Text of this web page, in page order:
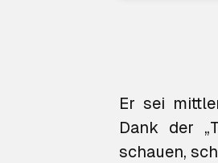
Er sei
Dank der
schauen,